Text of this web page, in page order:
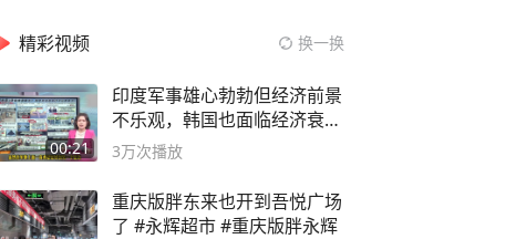
精彩视频 换一换
00:21
印度军事雄心勃勃但经济前景
不乐观，韩国也面临经济衰退
风险
3万次播放
重庆版胖东来也开到吾悦广场
了 #永辉超市 #重庆版胖永辉